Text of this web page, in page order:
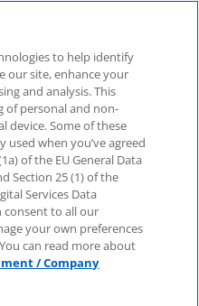
to help identify
our site, enhance your
and analysis. This
of personal and non-
device. Some of these
when you’ve agreed
of the EU General Data
Section 25 (1) of the
Services Data
consent to all our
your own preferences
can read more about
/ Company